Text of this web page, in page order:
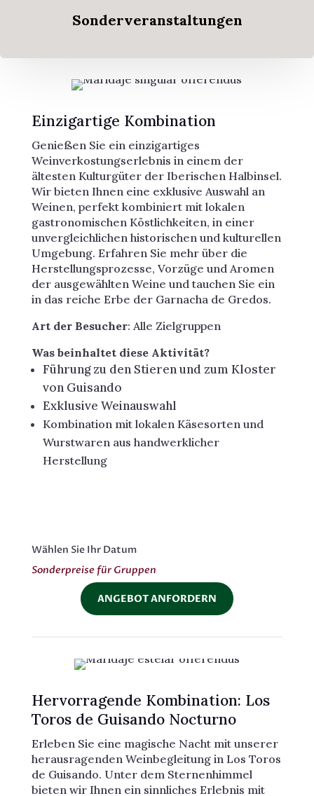
Sonderveranstaltungen
Einzigartige Kombination
Genießen Sie ein einzigartiges
Weinverkostungserlebnis in einem der
ältesten Kulturgüter der Iberischen Halbinsel.
Wir bieten Ihnen eine exklusive Auswahl an
Weinen, perfekt kombiniert mit lokalen
gastronomischen Köstlichkeiten, in einer
unvergleichlichen historischen und kulturellen
Umgebung. Erfahren Sie mehr über die
Herstellungsprozesse, Vorzüge und Aromen
der ausgewählten Weine und tauchen Sie ein
in das reiche Erbe der Garnacha de Gredos.
Art der Besucher: Alle Zielgruppen
Was beinhaltet diese Aktivität?
Führung zu den Stieren und zum Kloster
von Guisando
Exklusive Weinauswahl
Kombination mit lokalen Käsesorten und
Wurstwaren aus handwerklicher
Herstellung
Wählen Sie Ihr Datum
Sonderpreise für Gruppen
ANGEBOT ANFORDERN
Hervorragende Kombination: Los
Toros de Guisando Nocturno
Erleben Sie eine magische Nacht mit unserer
herausragenden Weinbegleitung in Los Toros
de Guisando. Unter dem Sternenhimmel
bieten wir Ihnen ein sinnliches Erlebnis mit